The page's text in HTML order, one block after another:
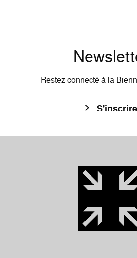
Restez connecté à la
S'inscrire